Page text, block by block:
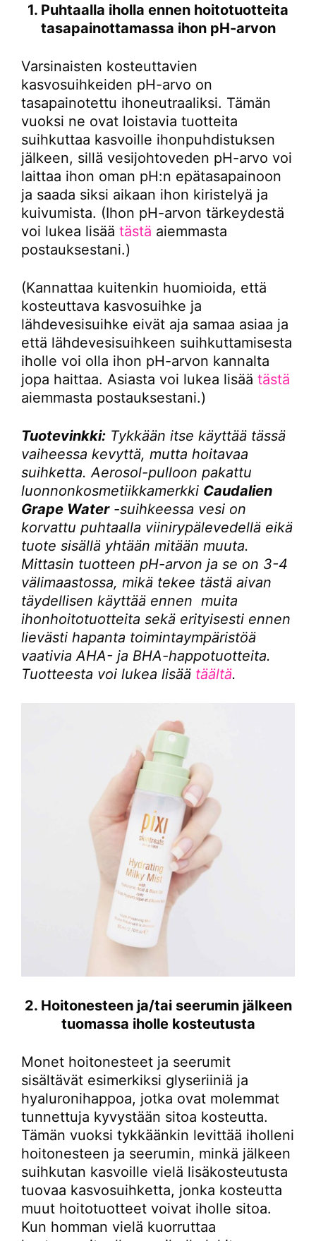
1. Puhtaalla iholla ennen hoitotuotteita
tasapainottamassa ihon pH-arvon
Varsinaisten kosteuttavien
kasvosuihkeiden pH-arvo on
tasapainotettu ihoneutraaliksi. Tämän
vuoksi ne ovat loistavia tuotteita
suihkuttaa kasvoille ihonpuhdistuksen
jälkeen, sillä vesijohtoveden pH-arvo voi
laittaa ihon oman pH:n epätasapainoon
ja saada siksi aikaan ihon kiristelyä ja
kuivumista. (Ihon pH-arvon tärkeydestä
voi lukea lisää tästä aiemmasta
postauksestani.)
(Kannattaa kuitenkin huomioida, että
kosteuttava kasvosuihke ja
lähdevesisuihke eivät aja samaa asiaa ja
että lähdevesisuihkeen suihkuttamisesta
iholle voi olla ihon pH-arvon kannalta
jopa haittaa. Asiasta voi lukea lisää tästä
aiemmasta postauksestani.)
Tuotevinkki: Tykkään itse käyttää tässä
vaiheessa kevyttä, mutta hoitavaa
suihketta. Aerosol-pulloon pakattu
luonnonkosmetiikkamerkki Caudalien
Grape Water-suihkeessa vesi on
korvattu puhtaalla viinirypälevedellä eikä
tuote sisällä yhtään mitään muuta.
Mittasin tuotteen pH-arvon ja se on 3-4
välimaastossa, mikä tekee tästä aivan
täydellisen käyttää ennen muita
ihonhoitotuotteita sekä erityisesti ennen
lievästi hapanta toimintaympäristöä
vaativia AHA- ja BHA-happotuotteita.
Tuotteesta voi lukea lisää täältä.
2. Hoitonesteen ja/tai seerumin jälkeen
tuomassa iholle kosteutusta
Monet hoitonesteet ja seerumit
sisältävät esimerkiksi glyseriiniä ja
hyaluronihappoa, jotka ovat molemmat
tunnettuja kyvystään sitoa kosteutta.
Tämän vuoksi tykkäänkin levittää iholleni
hoitonesteen ja seerumin, minkä jälkeen
suihkutan kasvoille vielä lisäkosteutusta
tuovaa kasvosuihketta, jonka kosteutta
muut hoitotuotteet voivat iholle sitoa.
Kun homman vielä kuorruttaa